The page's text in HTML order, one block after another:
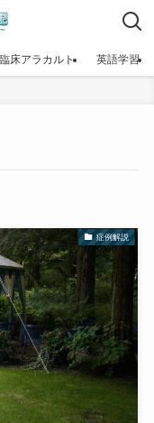
臨床アラカルト 英語学習
症例解説